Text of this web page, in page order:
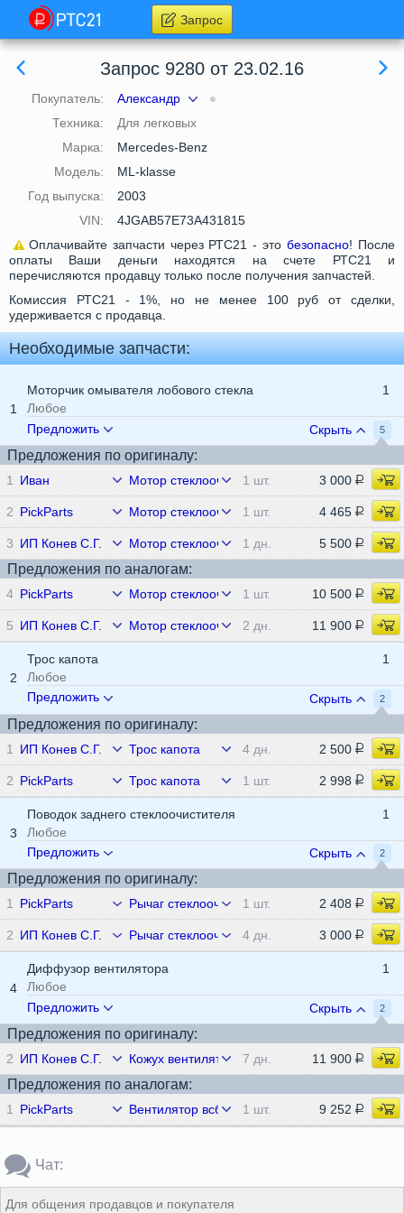
Запрос
Запрос 9280 от 23.02.16
Покупатель:
Александр
Техника:
Для легковых
Марка:
Mercedes-Benz
Модель:
ML-klasse
Год выпуска:
2003
VIN:
4JGAB57E73A431815
Оплачивайте запчасти через РТС21 - это безопасно! После
оплаты Ваши деньги находятся на счете РТС21 и
перечисляются продавцу только после получения запчастей.
Комиссия РТС21 - 1%, но не менее 100 руб от сделки,
удерживается с продавца.
Необходимые запчасти:
1
Моторчик омывателя лобового стекла
1
Любое
Предложить
Скрыть 5
Предложения по оригиналу:
1 Иван Мотор стеклоочистителя передний
1 шт. 3 000
2 PickParts Мотор стеклоочистителя передний
1 шт. 4 465
3 ИП Конев С.Г. Мотор стеклоочистителя передний
1 дн. 5 500
Предложения по аналогам:
4 PickParts Мотор стеклоочистителя передний
1 шт. 10 500
5 ИП Конев С.Г. Мотор стеклоочистителя передний
2 дн. 11 900
2
Трос капота
1
Любое
Предложить
Скрыть 2
Предложения по оригиналу:
1 ИП Конев С.Г. Трос капота 4 дн. 2 500
2 PickParts Трос капота 1 шт. 2 998
3
Поводок заднего стеклоочистителя
1
Любое
Предложить
Скрыть 2
Предложения по оригиналу:
1 PickParts Рычаг стеклоочистителя задний
1 шт. 2 408
2 ИП Конев С.Г. Рычаг стеклоочистителя задний
4 дн. 3 000
4
Диффузор вентилятора
1
Любое
Предложить
Скрыть 2
Предложения по оригиналу:
2 ИП Конев С.Г. Кожух вентилятора 7 дн. 11 900
Предложения по аналогам:
1 PickParts Вентилятор всборе 1 шт. 9 252
Чат:
Для общения продавцов и покупателя